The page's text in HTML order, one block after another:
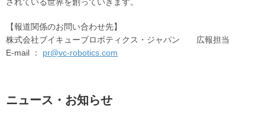
【報道関係のお問い合わせ先】
株式会社ブイキューブロボティクス・ジャパン 広報担当
E-mail ： pr@vc-robotics.com
ニュース・お知らせ